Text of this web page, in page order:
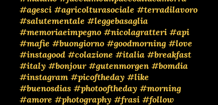
#agesci #agricolturasociale #terradilavoro
#salutementale #leggebasaglia
#memoriaeimpegno #nicolagratteri #api
#mafie #buongiorno #goodmorning #love
#instagood #colazione #italia #breakfast
#italy #bonjour #gutenmorgen #bomdia
#instagram #picoftheday #like
#buenosdias #photooftheday #morning
#amore #photography #frasi #follow